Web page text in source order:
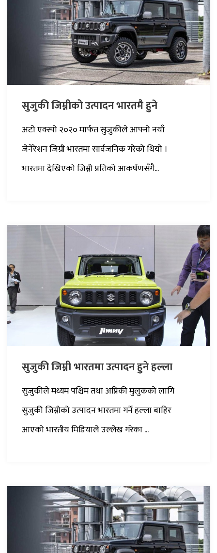
सुजुकी जिम्नीको उत्पादन भारतमै हुने
अटो एक्स्पो २०२० मार्फत सुजुकीले आफ्नो नयाँ
जेनेरेशन जिम्नी भारतमा सार्वजनिक गरेको थियो ।
भारतमा देखिएको जिम्नी प्रतिको आकर्षणसँगै...
सुजुकी जिम्नी भारतमा उत्पादन हुने हल्ला
सुजुकीले मध्यम पश्चिम तथा अप्रिकी मुलुकको लागि
सुजुकी जिम्नीको उत्पादन भारतमा गर्ने हल्ला बाहिर
आएको भारतीय मिडियाले उल्लेख गरेका ...